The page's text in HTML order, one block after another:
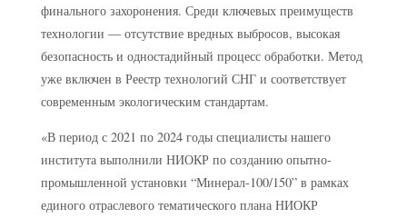
финального захоронения. Среди ключевых преимуществ
технологии — отсутствие вредных выбросов, высокая
безопасность и одностадийный процесс обработки. Метод
уже включен в Реестр технологий СНГ и соответствует
современным экологическим стандартам.
«В период с 2021 по 2024 годы специалисты нашего
института выполнили НИОКР по созданию опытно-
промышленной установки “Минерал-100/150” в рамках
единого отраслевого тематического плана НИОКР